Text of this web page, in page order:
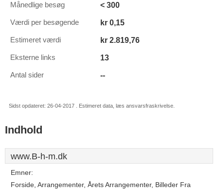
Månedlige besøg < 300
Værdi per besøgende kr 0,15
Estimeret værdi kr 2.819,76
Eksterne links 13
Antal sider --
Sidst opdateret: 26-04-2017 . Estimeret data, læs ansvarsfraskrivelse.
Indhold
www.B-h-m.dk
Emner:
Forside, Arrangementer, Årets Arrangementer, Billeder Fra